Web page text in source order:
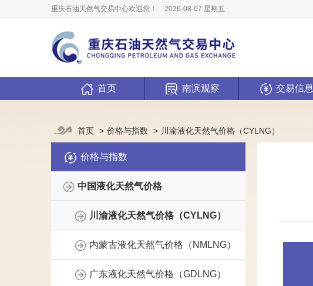
重庆石油天然气交易中心欢迎您！ 2026-08-07 星期五
首页 南滨观察 交易信息
首页 价格与指数 川渝液化天然气价格（CYLNG）
价格与指数
中国液化天然气价格
川渝液化天然气价格（CYLNG）
内蒙古液化天然气价格（NMLNG）
广东液化天然气价格（GDLNG）